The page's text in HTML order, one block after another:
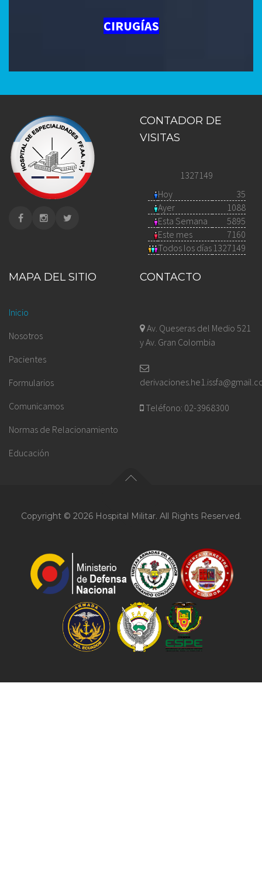
CIRUGÍAS
CONTADOR DE
VISITAS
1327149
Hoy
35
Ayer
1088
Esta Semana
5895
Este mes
7160
Todos los días 1327149
MAPA DEL SITIO
Inicio
Nosotros
Pacientes
Formularios
Comunicamos
Normas de Relacionamiento
Educación
CONTACTO
Av. Queseras del Medio 521
y Av. Gran Colombia
Teléfono: 02-3968300
Copyright © 2026 Hospital Militar. All Rights Reserved.